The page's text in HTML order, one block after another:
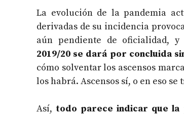
La evolución de la pandemia
derivadas de su incidencia
aún pendiente de oficialidad,
2019/20 se dará por concluida
cómo solventar los ascensos
los habrá. Ascensos sí, o en eso
Así, todo parece indicar que la